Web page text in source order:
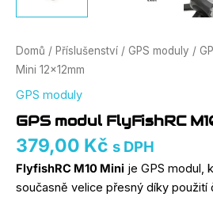
Domů / Příslušenství / GPS moduly /
Mini 12x12mm
GPS moduly
GPS modul FlyFishRC
379,00 Kč s DPH
FlyfishRC M10 Mini je GPS modul,
současně velice přesný díky použití